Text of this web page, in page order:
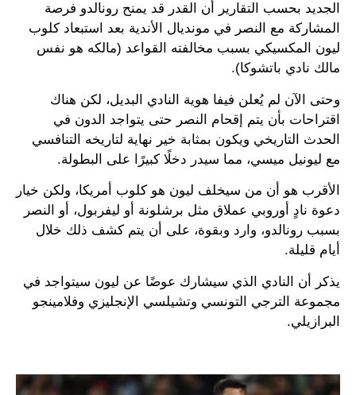
الجديد بحسب التقارير أن القدر قد يمنح رونالدو فرصة
المشاركة مع النصر في مونديال الأندية بعد استبعاد كلوب
ليون المكسيكي بسبب مخالفته القواعد (مالكه هو نفس
مالك نادي باتشوكا).
وحتى الآن لم يُعلن فيفا هوية النادي البديل، لكن هناك
اقتراحات بأن يتم إقحام النصر حتى يتواجد الدون في
الحدث التاريخي ويكون بمثابة خير نهاية لتاريخه التنافسي
مع ليونيل ميسي، مما سيدر دخلًا كبيرًا على البطولة.
الأقرب هو أن من سيخلف ليون هو كلوب أمريكا، ولكن خيار
دعوة نادٍ أوروبي عملاق مثل برشلونة أو ليفربول، أو النصر
بسبب رونالدو، وارد وبقوة، على أن يتم كشف ذلك خلال
أيام قليلة.
يذكر أن النادي الذي سيشارك عوضًا عن ليون سيتواجد في
مجموعة الترجي التونسي وتشيلسي الإنجليزي وفلامينجو
البرازيلي.